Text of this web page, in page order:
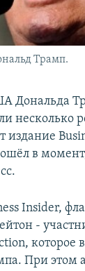
Трамп.
Дональда
несколько
издание
в
Insider,
-
которое
При этом